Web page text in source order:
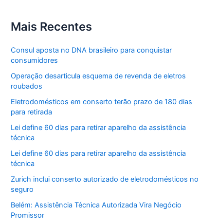
Mais Recentes
Consul aposta no DNA brasileiro para conquistar
consumidores
Operação desarticula esquema de revenda de eletros
roubados
Eletrodomésticos em conserto terão prazo de 180 dias
para retirada
Lei define 60 dias para retirar aparelho da assistência
técnica
Lei define 60 dias para retirar aparelho da assistência
técnica
Zurich inclui conserto autorizado de eletrodomésticos no
seguro
Belém: Assistência Técnica Autorizada Vira Negócio
Promissor